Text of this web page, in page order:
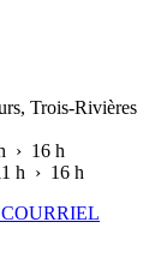
Trois-Rivières
› 16 h
h › 16 h